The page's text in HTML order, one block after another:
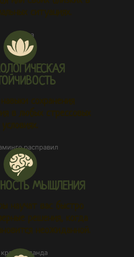
ситуациях.
сохранения
в любых стрессовых
условиях.
МЫШЛЕНИЯ
научат вас быстро
решения, когда
неожиданной.